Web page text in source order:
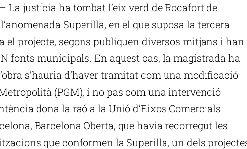
La justícia ha tombat l’eix verd de Rocafort de
Superilla, en el que suposa la tercera
el projecte, segons publiquen diversos mitjans i han
fonts municipals. En aquest cas, la magistrada ha
s’hauria d’haver tramitat com una modificació
(PGM), i no pas com una intervenció
dona la raó a la Unió d’Eixos Comercials
Barcelona Oberta, que havia recorregut les
que conformen la Superilla, un dels